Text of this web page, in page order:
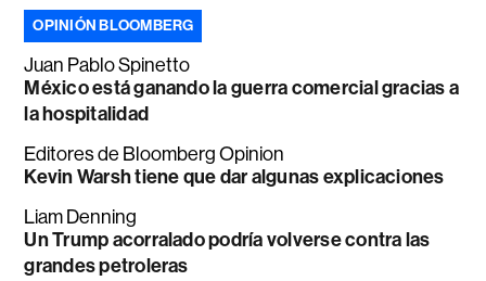
OPINIÓN BLOOMBERG
Juan Pablo Spinetto
México está ganando la guerra comercial gracias a
la hospitalidad
Editores de Bloomberg Opinion
Kevin Warsh tiene que dar algunas explicaciones
Liam Denning
Un Trump acorralado podría volverse contra las
grandes petroleras